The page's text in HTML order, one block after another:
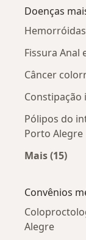
Doenças
Fissura Anal
Câncer
Pólipos do
Porto Alegre
Mais (15)
Convênios
Alegre